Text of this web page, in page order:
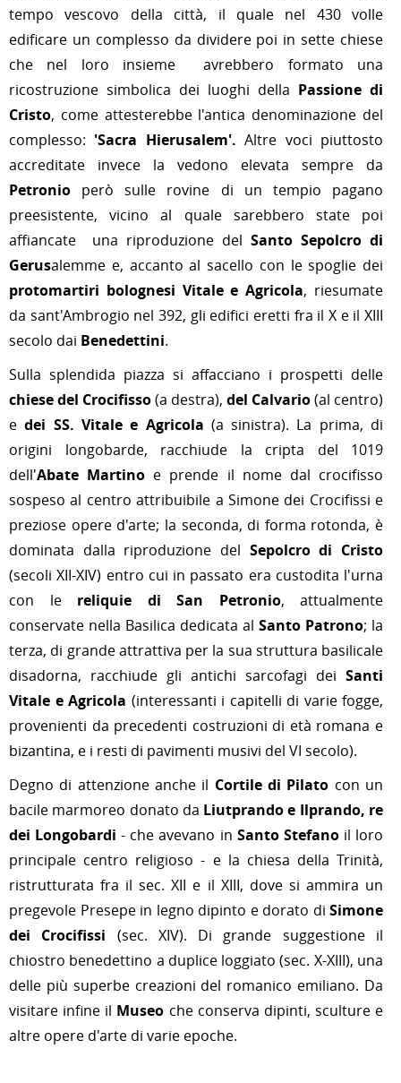
tempo vescovo della città, il quale nel 430 volle
edificare un complesso da dividere poi in sette chiese
che nel loro insieme avrebbero formato una
ricostruzione simbolica dei luoghi della Passione di
Cristo, come attesterebbe l'antica denominazione del
complesso: 'Sacra Hierusalem'. Altre voci piuttosto
accreditate invece la vedono elevata sempre da
Petronio però sulle rovine di un tempio pagano
preesistente, vicino al quale sarebbero state poi
affiancate una riproduzione del Santo Sepolcro di
Gerusalemme e, accanto al sacello con le spoglie dei
protomartiri bolognesi Vitale e Agricola, riesumate
da sant'Ambrogio nel 392, gli edifici eretti fra il X e il XIII
secolo dai Benedettini.
Sulla splendida piazza si affacciano i prospetti delle
chiese del Crocifisso(a destra), del Calvario(al centro)
edei SS. Vitale e Agricola (a sinistra). La prima, di
origini longobarde, racchiude la cripta del 1019
dell'Abate Martino e prende il nome dal crocifisso
sospeso al centro attribuibile a Simone dei Crocifissi e
preziose opere d'arte; la seconda, di forma rotonda, è
dominata dalla riproduzione del Sepolcro di Cristo
(secoli XII-XIV) entro cui in passato era custodita l'urna
con lereliquie di San Petronio, attualmente
conservate nella Basilica dedicata al Santo Patrono; la
terza, di grande attrattiva per la sua struttura basilicale
disadorna, racchiude gli antichi sarcofagi dei Santi
Vitale e Agricola (interessanti i capitelli di varie fogge,
provenienti da precedenti costruzioni di età romana e
bizantina, e i resti di pavimenti musivi del VI secolo).
Degno di attenzione anche il Cortile di Pilato con un
bacile marmoreo donato da Liutprando e Ilprando, re
dei Longobardi - che avevano in Santo Stefanoil loro
principale centro religioso - e la chiesa della Trinità,
ristrutturata fra il sec. XII e il XIII, dove si ammira un
pregevole Presepe in legno dipinto e dorato di Simone
dei Crocifissi (sec. XIV). Di grande suggestione il
chiostro benedettino a duplice loggiato (sec. X-XIII), una
delle più superbe creazioni del romanico emiliano. Da
visitare infine il Museo che conserva dipinti, sculture e
altre opere d'arte di varie epoche.